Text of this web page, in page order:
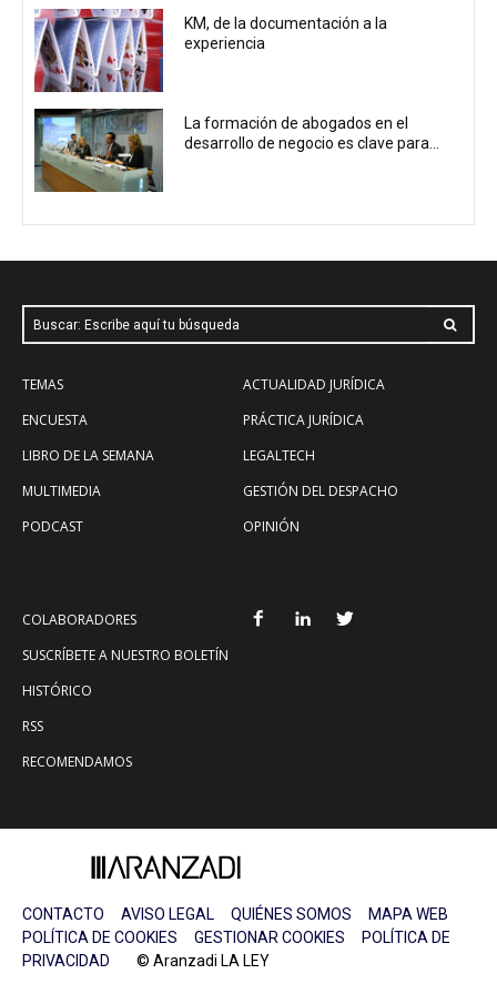
KM, de la documentación a la
experiencia
La formación de abogados en el
desarrollo de negocio es clave para...
Buscar: Escribe aquí tu búsqueda
TEMAS
ENCUESTA
LIBRO DE LA SEMANA
MULTIMEDIA
PODCAST
ACTUALIDAD JURÍDICA
PRÁCTICA JURÍDICA
LEGALTECH
GESTIÓN DEL DESPACHO
OPINIÓN
COLABORADORES
SUSCRÍBETE A NUESTRO BOLETÍN
HISTÓRICO
RSS
RECOMENDAMOS
CONTACTO AVISO LEGAL QUIÉNES SOMOS
MAPA WEB
POLÍTICA DE COOKIES
GESTIONAR COOKIES
POLÍTICA DE
PRIVACIDAD © Aranzadi LA LEY